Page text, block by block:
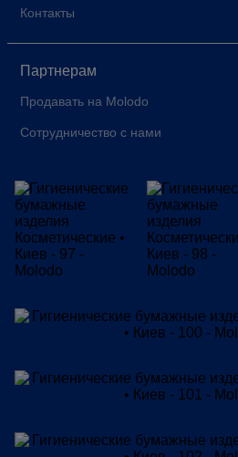
Контакты
Партнерам
Продавать на Molodo
Сотрудничество с нами